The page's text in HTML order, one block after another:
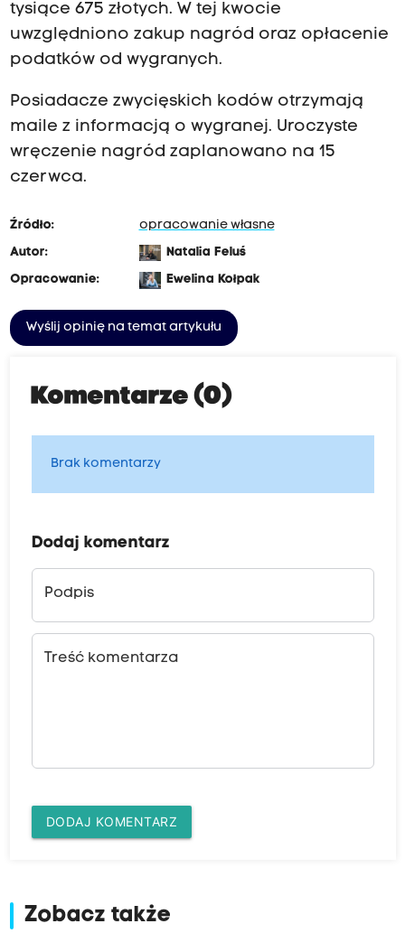
tysiące 675 złotych. W tej kwocie
uwzględniono zakup nagród oraz opłacenie
podatków od wygranych.
Posiadacze zwycięskich kodów otrzymają
maile z informacją o wygranej. Uroczyste
wręczenie nagród zaplanowano na 15
czerwca.
Źródło:
opracowanie własne
Autor:
Natalia Feluś
Opracowanie:
Ewelina Kołpak
Wyślij opinię na temat artykułu
Komentarze (0)
Brak komentarzy
Dodaj komentarz
Podpis
Treść komentarza
DODAJ KOMENTARZ
Zobacz także